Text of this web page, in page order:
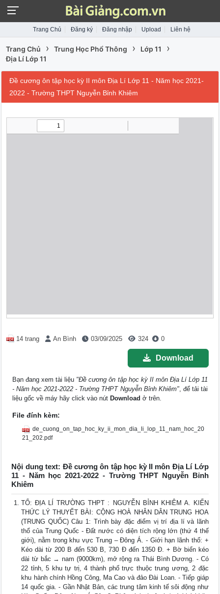
Trang Chủ Đăng ký Đăng nhập Upload Liên hệ
Trang Chủ › Trung Học Phổ Thông › Lớp 11 ›
Địa Lí Lớp 11
Đề cương ôn tập học kỳ II môn Địa Lí Lớp 11 - Năm học 2021-
2022 - Trường THPT Nguyễn Bỉnh Khiêm
14 trang An Bình 03/09/2025 324 0
Download
Bạn đang xem tài liệu "Đề cương ôn tập học kỳ II môn Địa Lí Lớp 11
- Năm học 2021-2022 - Trường THPT Nguyễn Bỉnh Khiêm", để tải tài
liệu gốc về máy hãy click vào nút Download ở trên.
File đính kèm:
de_cuong_on_tap_hoc_ky_ii_mon_dia_li_lop_11_nam_hoc_20
21_202.pdf
Nội dung text: Đề cương ôn tập học kỳ II môn Địa Lí Lớp
11 - Năm học 2021-2022 - Trường THPT Nguyễn Bỉnh
Khiêm
TỔ: ĐỊA LÍ TRƯỜNG THPT : NGUYỄN BỈNH KHIÊM A. KIẾN
THỨC LÝ THUYẾT BÀI: CỘNG HOÀ NHÂN DÂN TRUNG HOA
(TRUNG QUỐC) Câu 1: Trình bày đặc điểm vị trí địa lí và lãnh
thổ của Trung Quốc - Đất nước có diện tích rộng lớn (thứ 4 thế
giới), nằm trong khu vực Trung – Đông Á. - Giới hạn lãnh thổ: +
Kéo dài từ 200 B đến 530 B, 730 Đ đến 1350 Đ. + Bờ biển kéo
dài từ bắc → nam (9000km), mở rộng ra Thái Bình Dương. - Có
22 tỉnh, 5 khu tự trị, 4 thành phố trực thuộc trung ương, 2 đặc
khu hành chính Hồng Công, Ma Cao và đảo Đài Loan. - Tiếp giáp
14 quốc gia. - Gần Nhật Bản, các trung tâm kinh tế sôi động như